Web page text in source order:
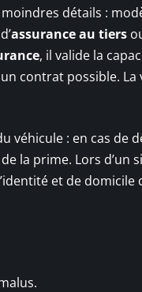
détails :
assurance au tiers
, il valide la
contrat possible.
véhicule : en cas de
la prime. Lors d’un
et de domicile